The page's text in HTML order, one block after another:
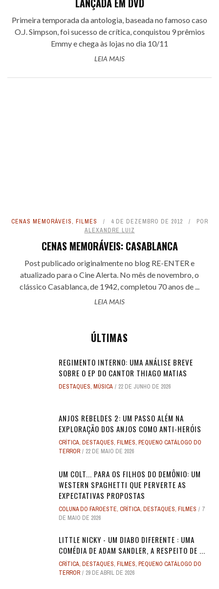
LANÇADA EM DVD
Primeira temporada da antologia, baseada no famoso caso
O.J. Simpson, foi sucesso de crítica, conquistou 9 prêmios
Emmy e chega às lojas no dia 10/11
LEIA MAIS
CENAS MEMORÁVEIS, FILMES 4 DE DEZEMBRO DE 2012
POR
ALEXANDRE LUIZ
CENAS MEMORÁVEIS: CASABLANCA
Post publicado originalmente no blog RE-ENTER e
atualizado para o Cine Alerta. No mês de novembro, o
clássico Casablanca, de 1942, completou 70 anos de ...
LEIA MAIS
ÚLTIMAS
REGIMENTO INTERNO: UMA ANÁLISE BREVE
SOBRE O EP DO CANTOR THIAGO MATIAS
DESTAQUES, MÚSICA 22 DE JUNHO DE 2026
ANJOS REBELDES 2: UM PASSO ALÉM NA
EXPLORAÇÃO DOS ANJOS COMO ANTI-HERÓIS
CRÍTICA, DESTAQUES, FILMES, PEQUENO CATÁLOGO DO
TERROR
22 DE MAIO DE 2026
UM COLT... PARA OS FILHOS DO DEMÔNIO: UM
WESTERN SPAGHETTI QUE PERVERTE AS
EXPECTATIVAS PROPOSTAS
COLUNA DO FAROESTE, CRÍTICA, DESTAQUES, FILMES
7
DE MAIO DE 2026
LITTLE NICKY - UM DIABO DIFERENTE : UMA
COMÉDIA DE ADAM SANDLER, A RESPEITO DE ...
CRÍTICA, DESTAQUES, FILMES, PEQUENO CATÁLOGO DO
TERROR
29 DE ABRIL DE 2026